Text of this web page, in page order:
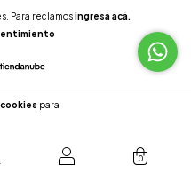
para
0
Para reclamosingresá acá.